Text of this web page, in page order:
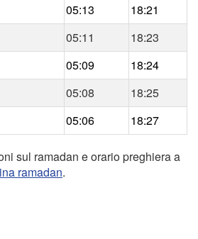
05:13
18:21
05:11
18:23
05:09
18:24
05:08
18:25
05:06 18:27
sul ramadan e orario preghiera a
ramadan.